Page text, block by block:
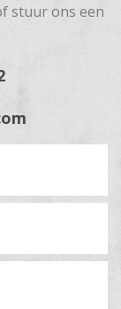
stuur ons een